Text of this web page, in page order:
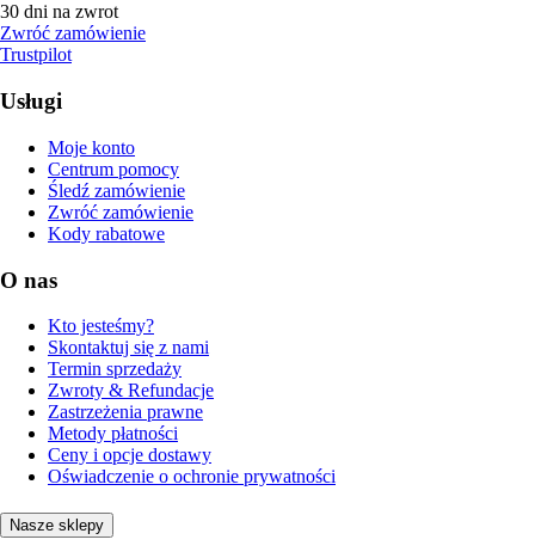
30 dni na zwrot
Zwróć zamówienie
Trustpilot
Usługi
Moje konto
Centrum pomocy
Śledź zamówienie
Zwróć zamówienie
Kody rabatowe
O nas
Kto jesteśmy?
Skontaktuj się z nami
Termin sprzedaży
Zwroty & Refundacje
Zastrzeżenia prawne
Metody płatności
Ceny i opcje dostawy
Oświadczenie o ochronie prywatności
Nasze sklepy